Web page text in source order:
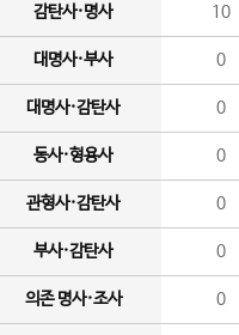
감탄사·명사 10
대명사·부사 0
대명사·감탄사 0
동사·형용사 0
관형사·감탄사 0
부사·감탄사 0
의존 명사·조사 0